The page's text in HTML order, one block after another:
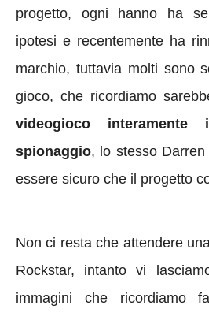
progetto, ogni hanno ha
ipotesi e recentemente ha
marchio, tuttavia molti sono
gioco, che ricordiamo
videogioco interamente
spionaggio, lo stesso
essere sicuro che il progetto
Non ci resta che attendere
Rockstar, intanto vi
immagini che ricordiamo